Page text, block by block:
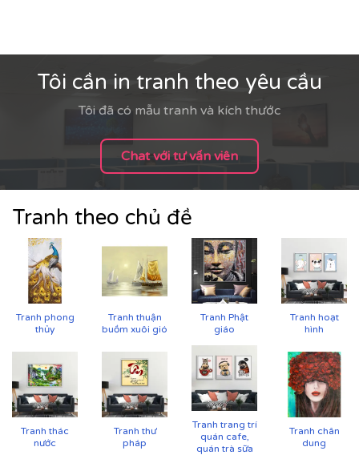
Cận cảnh tranh in trên chất liệu canvas công nghệ in
Tôi cần in tranh theo yêu cầu
Tôi đã có mẫu tranh và kích thước
Chat với tư vấn viên
Tranh theo chủ đề
Tranh phong
thủy
Tranh thuận
buồm xuôi gió
Tranh Phật
giáo
Tranh hoạt
hình
Tranh thác
nước
Tranh thư
pháp
Tranh trang trí
quán cafe,
quán trà sữa
Tranh chân
dung